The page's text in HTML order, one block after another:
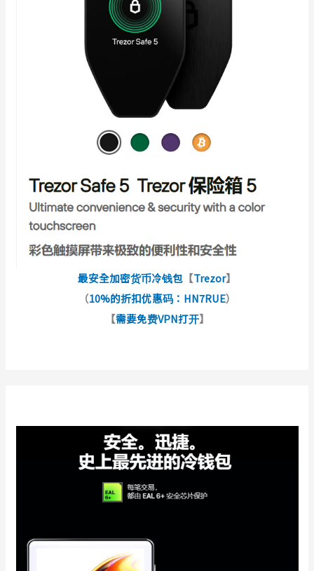
最安全加密货币冷钱包 【Trezor】
（10%的折扣优惠码：HN7RUE）
【需要免费VPN打开】